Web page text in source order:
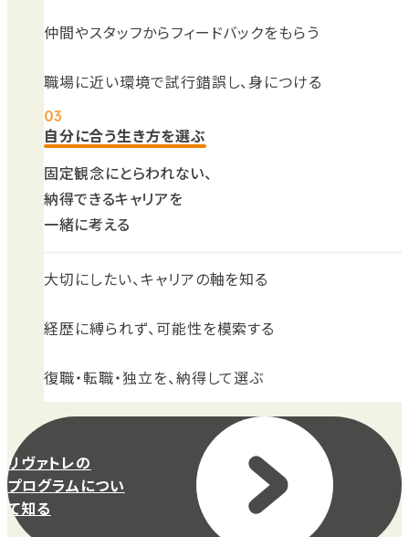
仲間やスタッフからフィードバックをもらう
職場に近い環境で試行錯誤し、身につける
自分に合う生き方を選ぶ
固定観念にとらわれない、
納得できるキャリアを
一緒に考える
大切にしたい、キャリアの軸を知る
経歴に縛られず、可能性を模索する
復職・転職・独立を、納得して選ぶ
リヴァトレの
プログラムについ
て知る